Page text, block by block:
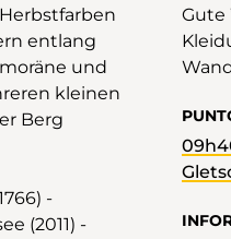
entlang
und
kleinen
Berg
-
(2011) -
Gute
09h40 Fafleralp,